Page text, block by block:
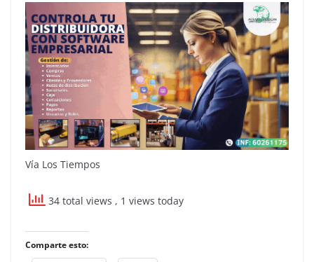
Vía Los Tiempos
34 total views , 1 views today
Comparte esto: